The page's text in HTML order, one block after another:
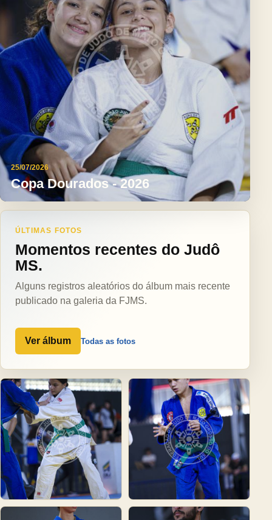
25/07/2026
Copa Dourados - 2026
ÚLTIMAS FOTOS
Momentos recentes do Judô
MS.
Alguns registros aleatórios do álbum mais recente
publicado na galeria da FJMS.
Ver álbum Todas as fotos